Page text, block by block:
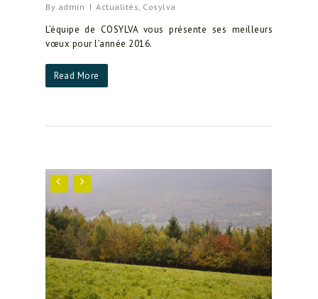
By admin Actualités Cosylva
L’équipe de COSYLVA vous présente ses meilleurs
vœux pour l’année 2016.
Read More